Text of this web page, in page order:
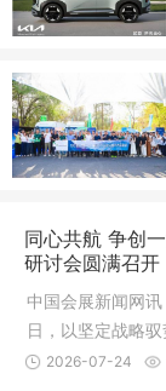
同心共航 争创
研讨会圆满召开
中国会展新闻网
日，以坚定战略
马可事
2026-07-24